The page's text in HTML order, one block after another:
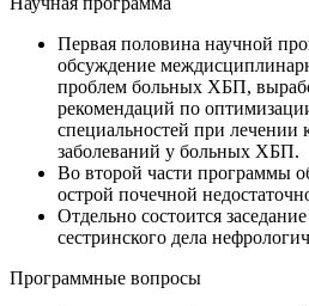
Первая половина научной
обсуждение
проблем больных ХБП,
рекомендаций по
специальностей при лечении
заболеваний у больных ХБП.
Во второй части программы
острой почечной
Отдельно состоится
сестринского дела
Программные вопросы